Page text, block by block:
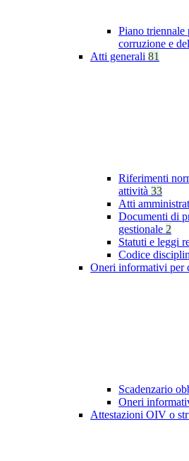
Piano triennale
corruzione e
Atti generali 81
Riferimenti
attività 33
Atti
Documenti di
gestionale 2
Statuti e leggi
Codice
Oneri informativi per
Scadenzario
Oneri
Attestazioni OIV o